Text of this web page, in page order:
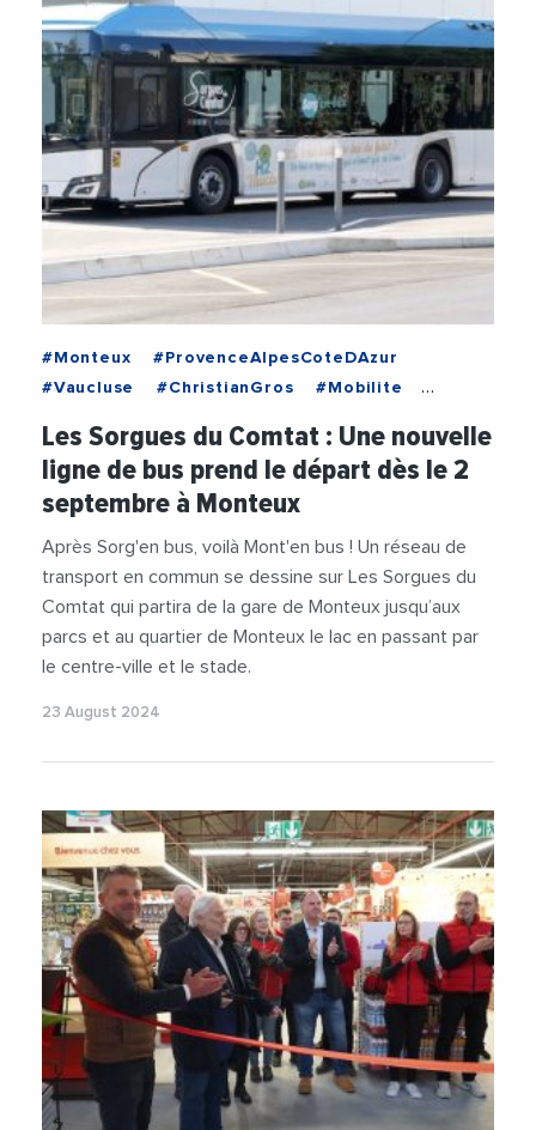
#Monteux
#ProvenceAlpesCoteDAzur
#Vaucluse
#ChristianGros
#Mobilite
#Transports
Les Sorgues du Comtat : Une nouvelle
ligne de bus prend le départ dès le 2
septembre à Monteux
Après Sorg'en bus, voilà Mont'en bus ! Un réseau de
transport en commun se dessine sur Les Sorgues du
Comtat qui partira de la gare de Monteux jusqu’aux
parcs et au quartier de Monteux le lac en passant par
le centre-ville et le stade.
23 August 2024